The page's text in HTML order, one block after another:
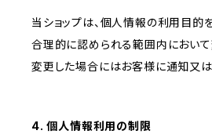
当ショップは、個人情報の利用目的
合理的に認められる範囲内において
変更した場合にはお客様に通知又は
4. 個人情報利用の制限